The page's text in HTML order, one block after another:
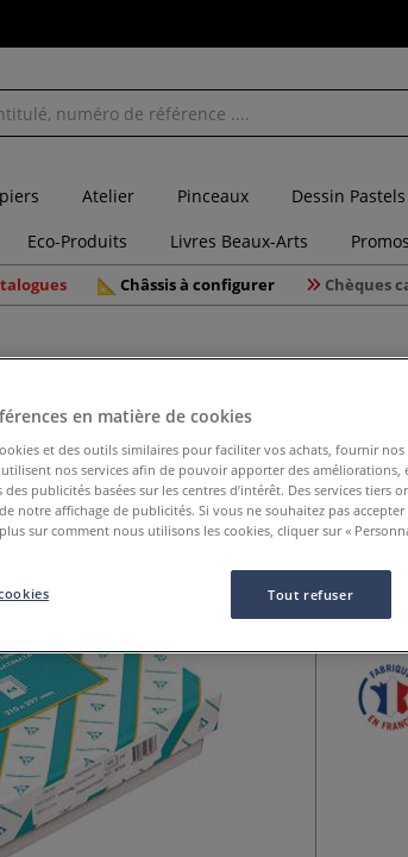
Atelier Pinceaux Dessin Pastels
Eco-Produits Livres Beaux-Arts
Châssis à configurer Chèques
en matière de cookies
et des outils similaires pour faciliter vos achats, fournir
nos services afin de pouvoir apporter des améliorations,
publicités basées sur les centres d’intérêt. Des services tiers
notre affichage de publicités. Si vous ne souhaitez pas
sur comment nous utilisons les cookies, cliquer sur «
Tout refuser